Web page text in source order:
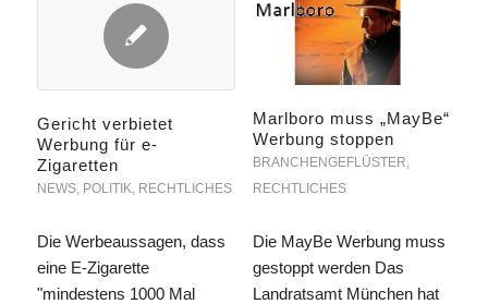
Gericht verbietet
Werbung für e-
Zigaretten
NEWS, POLITIK RECHTLICHES
Die Werbeaussagen, dass
eine E-Zigarette
"mindestens 1000 Mal
Marlboro muss „MayBe“
Werbung stoppen
BRANCHENGEFLÜSTER
RECHTLICHES
Die MayBe Werbung muss
gestoppt werden Das
Landratsamt München hat